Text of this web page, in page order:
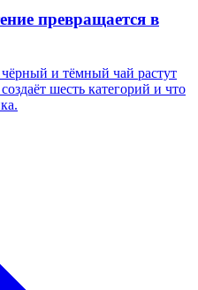
превращается в
и тёмный чай растут
шесть категорий и что